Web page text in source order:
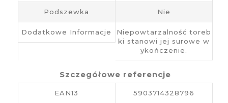
Podszewka Nie
Dodatkowe Informacje
Niepowtarzalność toreb
ki stanowi jej surowe w
ykończenie.
Szczegółowe referencje
EAN13 5903714328796